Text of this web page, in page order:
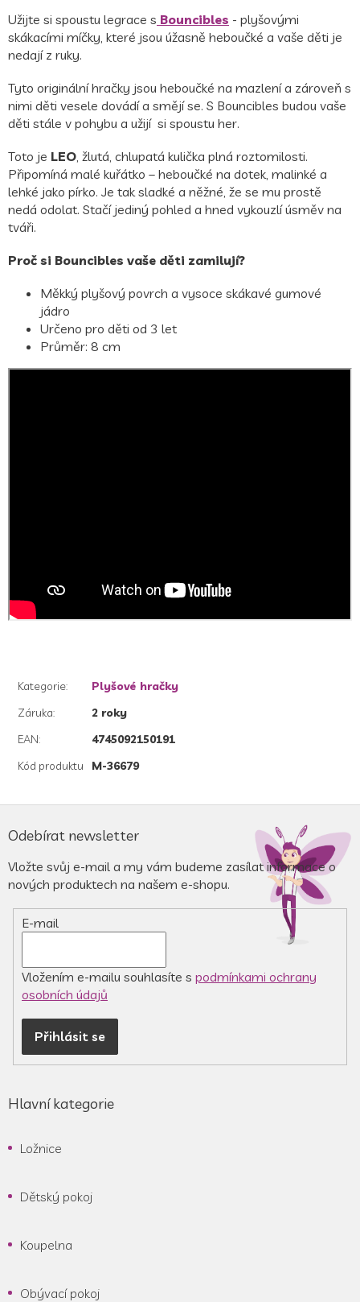
Užijte si spoustu legrace s Bouncibles - plyšovými
skákacími míčky, které jsou úžasně heboučké a vaše děti je
nedají z ruky.
Tyto originální hračky jsou heboučké na mazlení a zároveň s
nimi děti vesele dovádí a smějí se. S Bouncibles budou vaše
děti stále v pohybu a užijí si spoustu her.
Toto je LEO, žlutá, chlupatá kulička plná roztomilosti.
Připomíná malé kuřátko – heboučké na dotek, malinké a
lehké jako pírko. Je tak sladké a něžné, že se mu prostě
nedá odolat. Stačí jediný pohled a hned vykouzlí úsměv na
tváři.
Proč si Bouncibles vaše děti zamilují?
Měkký plyšový povrch a vysoce skákavé gumové
jádro
Určeno pro děti od 3 let
Průměr: 8 cm
Kategorie:
Plyšové hračky
Záruka:
2 roky
EAN:
4745092150191
Kód produktu
M-36679
á
a
Odebírat newsletter
Vložte svůj e-mail a my vám budeme zasílat informace o
nových produktech na našem e-shopu.
E-mail
Vložením e-mailu souhlasíte s podmínkami ochrany
osobních údajů
Přihlásit se
Hlavní kategorie
Ložnice
Dětský pokoj
Koupelna
Obývací pokoj